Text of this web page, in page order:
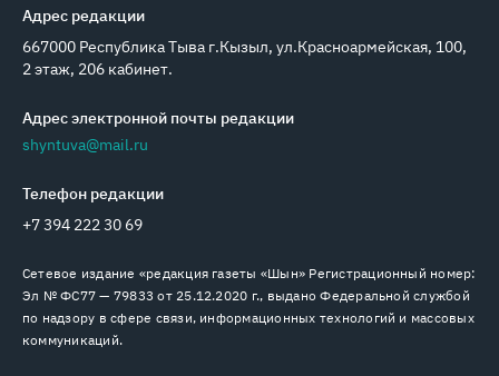
Адрес редакции
667000 Республика Тыва г.Кызыл, ул.Красноармейская, 100,
2 этаж, 206 кабинет.
Адрес электронной почты редакции
shyntuva@mail.ru
Телефон редакции
+7 394 222 30 69
Сетевое издание «редакция газеты «Шын» Регистрационный номер:
Эл № ФС77 — 79833 от 25.12.2020 г., выдано Федеральной службой
по надзору в сфере связи, информационных технологий и массовых
коммуникаций.